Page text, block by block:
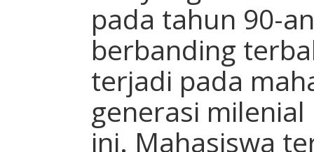
pada tahun 90-
berbanding
terjadi pada
generasi
ini. Mahasiswa